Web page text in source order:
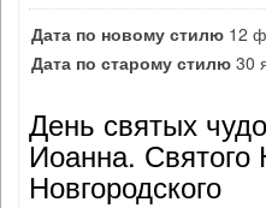
Дата по новому стилю 12
Дата по старому стилю 30
День святых
Иоанна. Святого
Новгородского